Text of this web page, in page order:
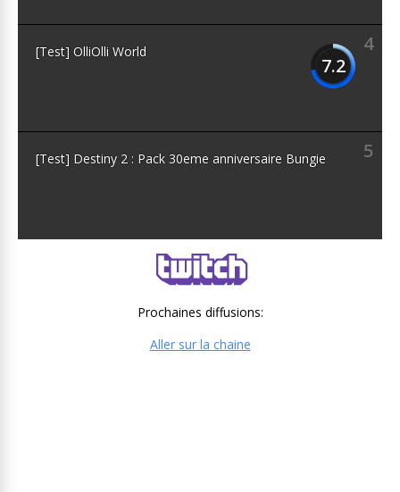
4
7.2
[Test] OlliOlli World
5
[Test] Destiny 2 : Pack 30eme anniversaire Bungie
Prochaines diffusions:
Aller sur la chaine